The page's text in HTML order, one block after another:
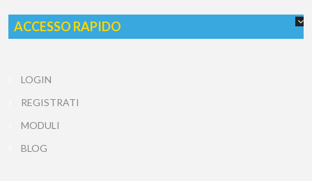
ACCESSO RAPIDO
LOGIN
REGISTRATI
MODULI
BLOG